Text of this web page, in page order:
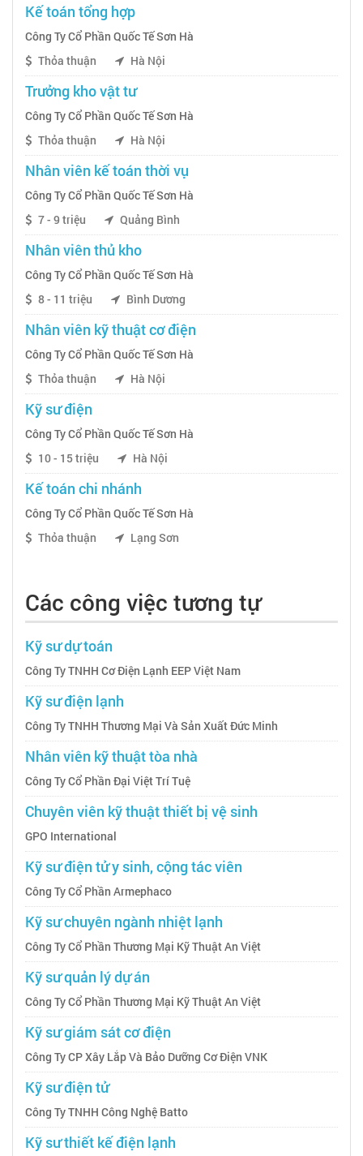
Kế toán tổng hợp
Công Ty Cổ Phần Quốc Tế Sơn Hà
Thỏa thuận
Hà Nội
Trưởng kho vật tư
Công Ty Cổ Phần Quốc Tế Sơn Hà
Thỏa thuận
Hà Nội
Nhân viên kế toán thời vụ
Công Ty Cổ Phần Quốc Tế Sơn Hà
7 - 9 triệu
Quảng Bình
Nhân viên thủ kho
Công Ty Cổ Phần Quốc Tế Sơn Hà
8 - 11 triệu
Bình Dương
Nhân viên kỹ thuật cơ điện
Công Ty Cổ Phần Quốc Tế Sơn Hà
Thỏa thuận
Hà Nội
Kỹ sư điện
Công Ty Cổ Phần Quốc Tế Sơn Hà
10 - 15 triệu
Hà Nội
Kế toán chi nhánh
Công Ty Cổ Phần Quốc Tế Sơn Hà
Thỏa thuận
Lạng Sơn
Các công việc tương tự
Kỹ sư dự toán
Công Ty TNHH Cơ Điện Lạnh EEP Việt Nam
Kỹ sư điện lạnh
Công Ty TNHH Thương Mại Và Sản Xuất Đức Minh
Nhân viên kỹ thuật tòa nhà
Công Ty Cổ Phần Đại Việt Trí Tuệ
Chuyên viên kỹ thuật thiết bị vệ sinh
GPO International
Kỹ sư điện tử y sinh, cộng tác viên
Công Ty Cổ Phần Armephaco
Kỹ sư chuyên ngành nhiệt lạnh
Công Ty Cổ Phần Thương Mại Kỹ Thuật An Việt
Kỹ sư quản lý dự án
Công Ty Cổ Phần Thương Mại Kỹ Thuật An Việt
Kỹ sư giám sát cơ điện
Công Ty CP Xây Lắp Và Bảo Dưỡng Cơ Điện VNK
Kỹ sư điện tử
Công Ty TNHH Công Nghệ Batto
Kỹ sư thiết kế điện lạnh